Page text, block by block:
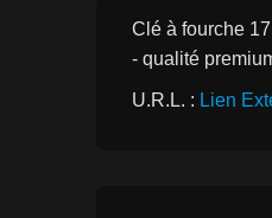
Clé à fourche
- qualité
U.R.L. : Lien